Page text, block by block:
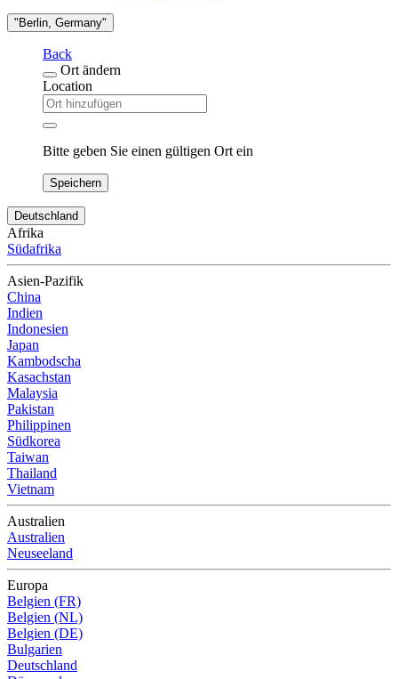
"Berlin, Germany"
Back
Ort ändern
Location
Bitte geben Sie einen gültigen Ort ein
Speichern
Deutschland
Afrika
Südafrika
Asien-Pazifik
China
Indien
Indonesien
Japan
Kambodscha
Kasachstan
Malaysia
Pakistan
Philippinen
Südkorea
Taiwan
Thailand
Vietnam
Australien
Australien
Neuseeland
Europa
Belgien (FR)
Belgien (NL)
Belgien (DE)
Bulgarien
Deutschland